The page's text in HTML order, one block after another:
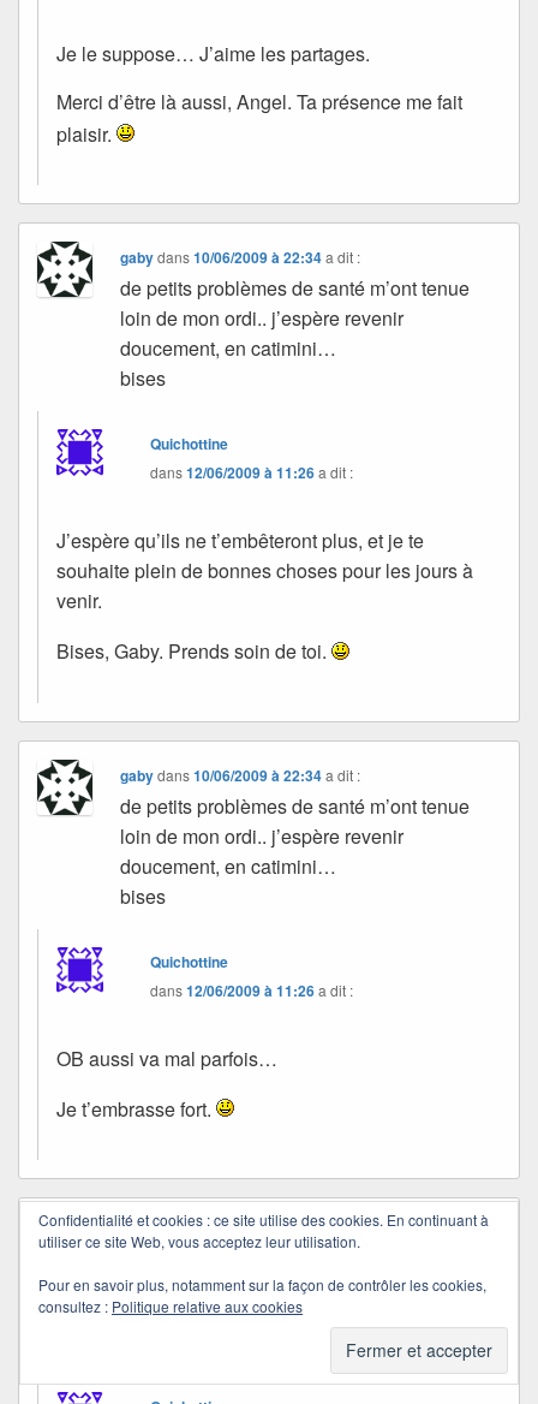
Je le suppose… J’aime les partages.
Merci d’être là aussi, Angel. Ta présence me fait
plaisir.
gabydans10/06/2009 à 22:34 a dit :
de petits problèmes de santé m’ont tenue
loin de mon ordi.. j’espère revenir
doucement, en catimini…
bises
Quichottine
dans12/06/2009 à 11:26a dit :
J’espère qu’ils ne t’embêteront plus, et je te
souhaite plein de bonnes choses pour les jours à
venir.
Bises, Gaby. Prends soin de toi.
gabydans10/06/2009 à 22:34 a dit :
de petits problèmes de santé m’ont tenue
loin de mon ordi.. j’espère revenir
doucement, en catimini…
bises
Quichottine
dans12/06/2009 à 11:26a dit :
OB aussi va mal parfois…
Je t’embrasse fort.
Corinnedans10/06/2009 à 23:14a dit :
c’est étonnant mais magique à la fois
Confidentialité et cookies : ce site utilise des cookies. En continuant à
utiliser ce site Web, vous acceptez leur utilisation.
Pour en savoir plus, notamment sur la façon de contrôler les cookies,
consultez : Politique relative aux cookies